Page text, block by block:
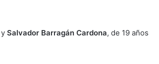
Salvador Barragán Cardona, de 19 años